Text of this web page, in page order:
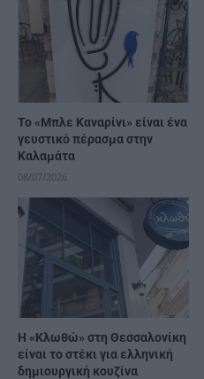
Το «Μπλε Καναρίνι» είναι ένα
γευστικό πέρασμα στην
Καλαμάτα
08/07/2026
Η «Κλωθώ» στη Θεσσαλονίκη
είναι το στέκι για ελληνική
δημιουργική κουζίνα